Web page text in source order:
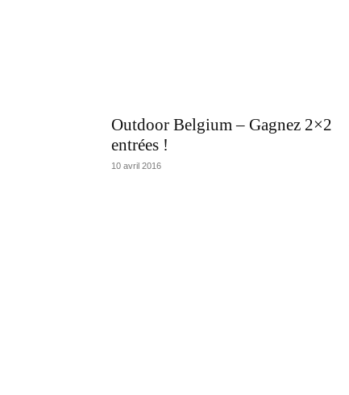
Outdoor Belgium – Gagnez 2×2
entrées !
10 avril 2016